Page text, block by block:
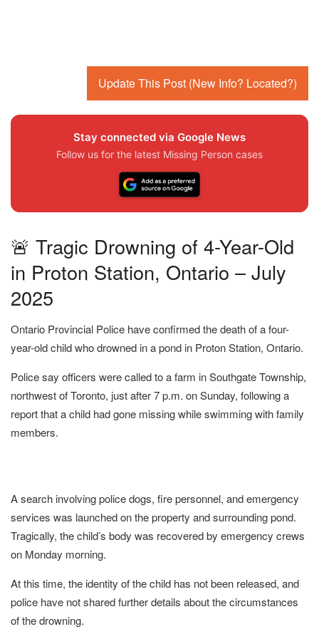
Update This Post (New Info? Located?)
Stay connected via Google News
Follow us for the latest Missing Person cases
🚨 Tragic Drowning of 4-Year-Old
in Proton Station, Ontario – July
2025
Ontario Provincial Police have confirmed the death of a four-
year-old child who drowned in a pond in Proton Station, Ontario.
Police say officers were called to a farm in Southgate Township,
northwest of Toronto, just after 7 p.m. on Sunday, following a
report that a child had gone missing while swimming with family
members.
A search involving police dogs, fire personnel, and emergency
services was launched on the property and surrounding pond.
Tragically, the child’s body was recovered by emergency crews
on Monday morning.
At this time, the identity of the child has not been released, and
police have not shared further details about the circumstances
of the drowning.